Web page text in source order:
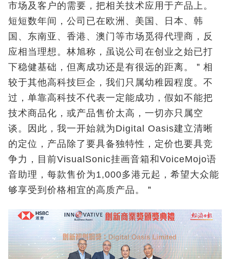
市场及客户的需要，把相关技术应用于产品上。
短短数年间，公司已在欧洲、美国、日本、韩
国、东南亚、香港、澳门等市场觅得代理商，反
应相当理想。林旭称，虽说公司在创业之始已打
下稳健基础，但离成功还是有很远的距离。＂相
较于其他高科技巨企，我们只属幼稚园程度。不
过，单靠高科技不代表一定能成功，假如不能把
技术商品化，或产品售价太高，一切亦只属空
谈。因此，我一开始就为Digital Oasis建立清晰
的定位，产品除了要具备独特性，定价也要具竞
争力，目前VisualSonic挂画音箱和VoiceMojo语
音助理，每款售价为1,000多港元起，希望大众能
够享受到价格相宜的高质产品。＂